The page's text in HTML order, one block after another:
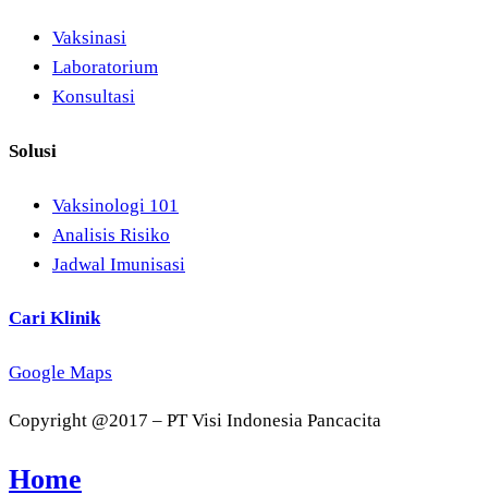
Vaksinasi
Laboratorium
Konsultasi
Solusi
Vaksinologi 101
Analisis Risiko
Jadwal Imunisasi
Cari Klinik
Google Maps
Copyright @2017 – PT Visi Indonesia Pancacita
Home